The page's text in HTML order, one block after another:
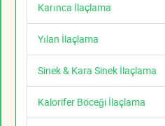
Karınca İlaçlama
Yılan İlaçlama
Sinek & Kara Sinek İlaçlama
Kalorifer Böceği İlaçlama